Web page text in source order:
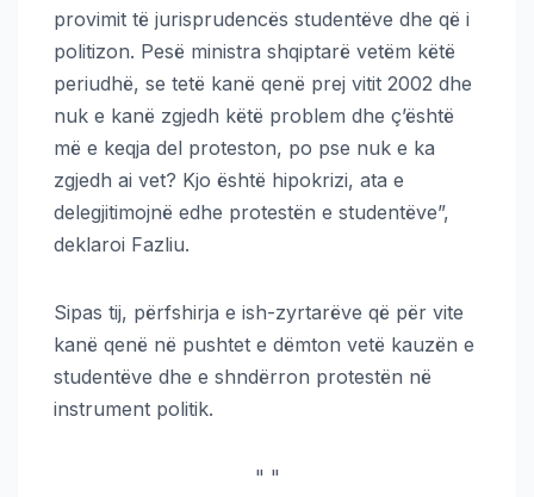
provimit të jurisprudencës studentëve dhe që i
politizon. Pesë ministra shqiptarë vetëm këtë
periudhë, se tetë kanë qenë prej vitit 2002 dhe
nuk e kanë zgjedh këtë problem dhe ç’është
më e keqja del proteston, po pse nuk e ka
zgjedh ai vet? Kjo është hipokrizi, ata e
delegjitimojnë edhe protestën e studentëve”,
deklaroi Fazliu.
Sipas tij, përfshirja e ish-zyrtarëve që për vite
kanë qenë në pushtet e dëmton vetë kauzën e
studentëve dhe e shndërron protestën në
instrument politik.
" "